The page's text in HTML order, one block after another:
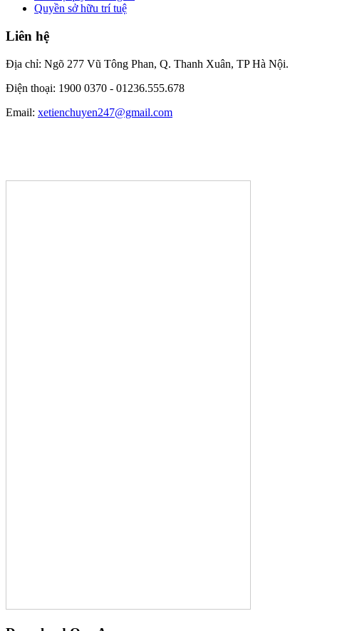
Quyền sở hữu trí tuệ
Liên hệ
Địa chỉ: Ngõ 277 Vũ Tông Phan, Q. Thanh Xuân, TP Hà Nội.
Điện thoại: 1900 0370 - 01236.555.678
Email: xetienchuyen247@gmail.com